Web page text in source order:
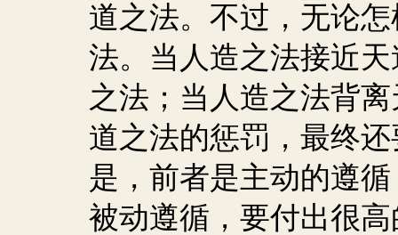
道之法。不过，无论
法。当人造之法接近
之法；当人造之法背
道之法的惩罚，最终
是，前者是主动的遵
被动遵循，要付出很